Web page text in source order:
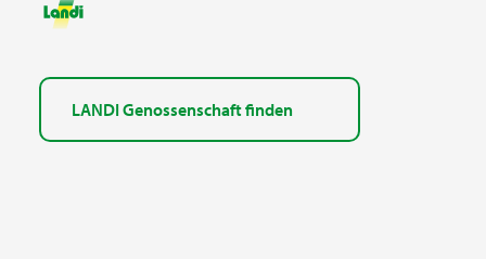
LANDI Genossenschaft finden